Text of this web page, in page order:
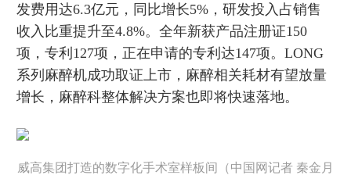
发费用达6.3亿元，同比增长5%，研发投入占销售
收入比重提升至4.8%。全年新获产品注册证150
项，专利127项，正在申请的专利达147项。LONG
系列麻醉机成功取证上市，麻醉相关耗材有望放量
增长，麻醉科整体解决方案也即将快速落地。
威高集团打造的数字化手术室样板间（中国网记者 秦金月